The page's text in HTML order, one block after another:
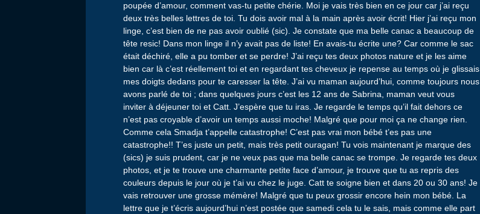
poupée d’amour, comment vas-tu petite chérie. Moi je vais très bien en ce jour car j’ai reçu
deux très belles lettres de toi. Tu dois avoir mal à la main après avoir écrit! Hier j’ai reçu mon
linge, c’est bien de ne pas avoir oublié (sic). Je constate que ma belle canac a beaucoup de
tête resic! Dans mon linge il n’y avait pas de liste! En avais-tu écrite une? Car comme le sac
était déchiré, elle a pu tomber et se perdre! J’ai reçu tes deux photos nature et je les aime
bien car là c’est réellement toi et en regardant tes cheveux je repense au temps où je glissais
mes doigts dedans pour te caresser la tête. J’ai vu maman aujourd’hui, comme toujours nous
avons parlé de toi ; dans quelques jours c’est les 12 ans de Sabrina, maman veut vous
inviter à déjeuner toi et Catt. J’espère que tu iras. Je regarde le temps qu’il fait dehors ce
n’est pas croyable d’avoir un temps aussi moche! Malgré que pour moi ça ne change rien.
Comme cela Smadja t’appelle catastrophe! C’est pas vrai mon bébé t’es pas une
catastrophe!! T’es juste un petit, mais très petit ouragan! Tu vois maintenant je marque des
(sics) je suis prudent, car je ne veux pas que ma belle canac se trompe. Je regarde tes deux
photos, et je te trouve une charmante petite face d’amour, je trouve que tu as repris des
couleurs depuis le jour où je t’ai vu chez le juge. Catt te soigne bien et dans 20 ou 30 ans! Je
vais retrouver une grosse mémère! Malgré que tu peux grossir encore hein mon bébé. La
lettre que je t’écris aujourd’hui n’est postée que samedi cela tu le sais, mais comme elle part